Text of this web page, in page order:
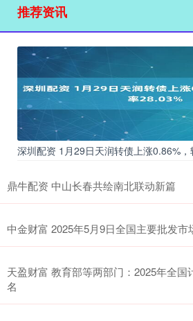
推荐资讯
深圳配资 1月29日天润转债上涨0.86%
鼎牛配资 中山长春共绘南北联动新篇
中金财富 2025年5月9日全国主要批发
天盈财富 教育部等两部门：2025年全国
名